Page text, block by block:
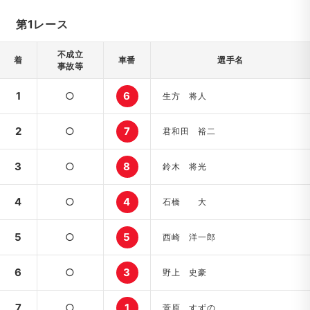
第1レース
着
不成立
事故等
車番 選手名
1 ○ 6 生方 将人
2 ○ 7 君和田 裕二
3 ○ 8 鈴木 将光
4 ○ 4 石橋 大
5 ○ 5 西崎 洋一郎
6 ○ 3 野上 史豪
菅原 すずの